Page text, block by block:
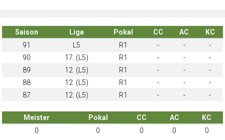
Saison Liga Pokal CC AC
KC
91
L5 R1 - -
-
90
17. (L5) R1 - -
-
89
12. (L5) R1 - -
-
88
12. (L5) R1 - -
-
87
12. (L5) R1 - - -
Meister Pokal CC AC
KC
0
0 0 0 0